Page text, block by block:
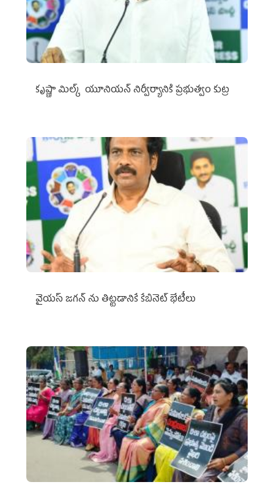
కృష్ణా మిల్క్‌ యూనియన్‌ నిర్వీర్యానికి ప్రభుత్వం కుట్ర
వైయ‌స్ జగన్‌ ను తిట్టడానికే కేబినెట్‌ భేటీలు